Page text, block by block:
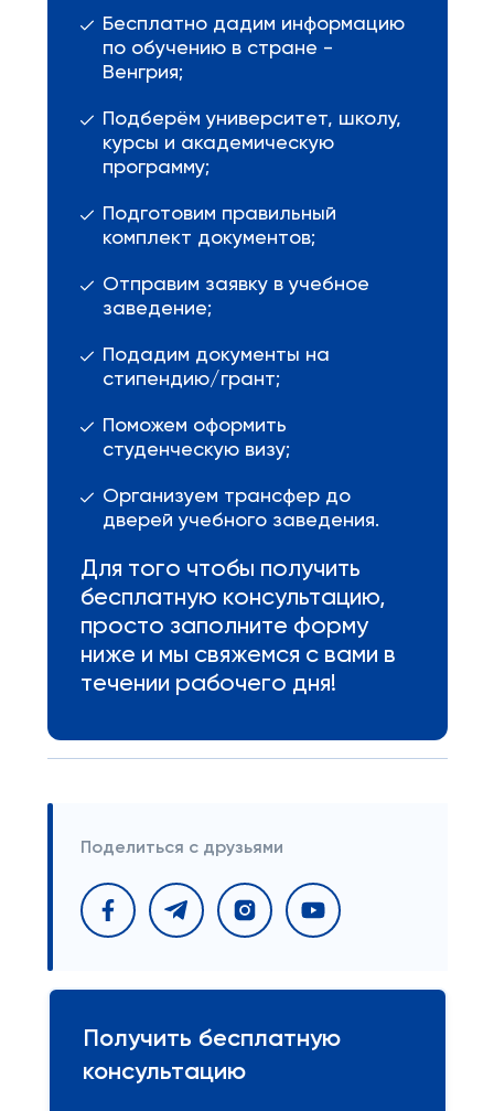
Бесплатно дадим информацию
по обучению в стране -
Венгрия;
Подберём университет, школу,
курсы и академическую
программу;
Подготовим правильный
комплект документов;
Отправим заявку в учебное
заведение;
Подадим документы на
стипендию/грант;
Поможем оформить
студенческую визу;
Организуем трансфер до
дверей учебного заведения.
Для того чтобы получить
бесплатную консультацию,
просто заполните форму
ниже и мы свяжемся с вами в
течении рабочего дня!
Поделиться с друзьями
Получить бесплатную
консультацию